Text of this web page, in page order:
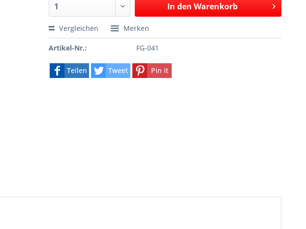
In den Warenkorb
Vergleichen Merken
Artikel-Nr.: FG-041
Teilen Tweet Pin it